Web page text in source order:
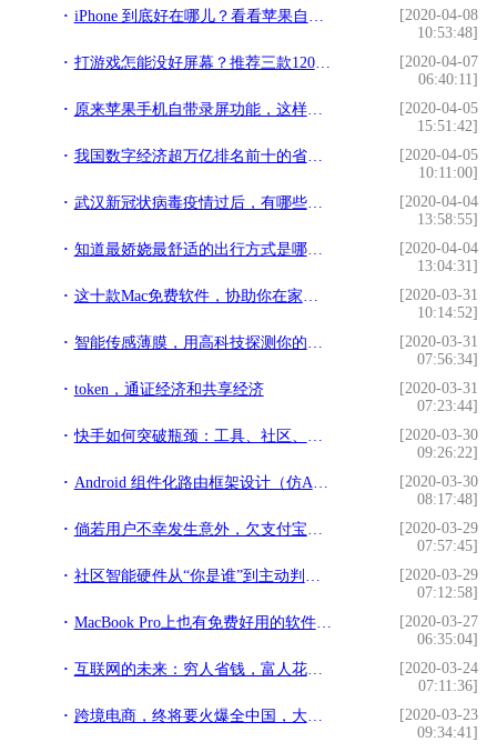
iPhone 到底好在哪儿？看看苹果自己怎么说
[2020-04-08
10:53:48]
打游戏怎能没好屏幕？推荐三款120HZ刷新率屏幕手机，1999元起
[2020-04-07
06:40:11]
原来苹果手机自带录屏功能，这样设置就能打开，很实用
[2020-04-05
15:51:42]
我国数字经济超万亿排名前十的省份，你的省在榜么？
[2020-04-05
10:11:00]
武汉新冠状病毒疫情过后，有哪些商机和机遇？
[2020-04-04
13:58:55]
知道最娇娆最舒适的出行方式是哪种吗？
[2020-04-04
13:04:31]
这十款Mac免费软件，协助你在家轻松远程办公！
[2020-03-31
10:14:52]
智能传感薄膜，用高科技探测你的睡眠
[2020-03-31
07:56:34]
token，通证经济和共享经济
[2020-03-31
07:23:44]
快手如何突破瓶颈：工具、社区、算法，以及关键的50%股权
[2020-03-30
09:26:22]
Android 组件化路由框架设计（仿Arouter）
[2020-03-30
08:17:48]
倘若用户不幸发生意外，欠支付宝的钱要还吗
[2020-03-29
07:57:45]
社区智能硬件从“你是谁”到主动判断“你是谁”
[2020-03-29
07:12:58]
MacBook Pro上也有免费好用的软件？15款不可错过的免费APP
[2020-03-27
06:35:04]
互联网的未来：穷人省钱，富人花钱省时间
[2020-03-24
07:11:36]
跨境电商，终将要火爆全中国，大家创业的好时机
[2020-03-23
09:34:41]